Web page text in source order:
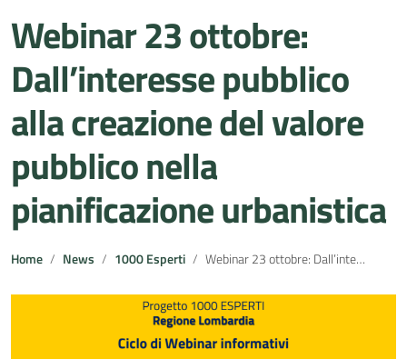
Webinar 23 ottobre:
Dall’interesse pubblico
alla creazione del valore
pubblico nella
pianificazione urbanistica
Home News 1000 Esperti Webinar 23 ottobre: Dall’interesse pubblico alla creazione del valore pubblico nella pianificazione urbanistica